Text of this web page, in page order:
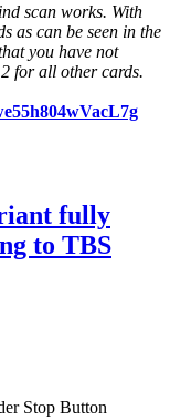
scan works. With
as can be seen in the
you have not
for all other cards.
fully
to TBS
Stop Button